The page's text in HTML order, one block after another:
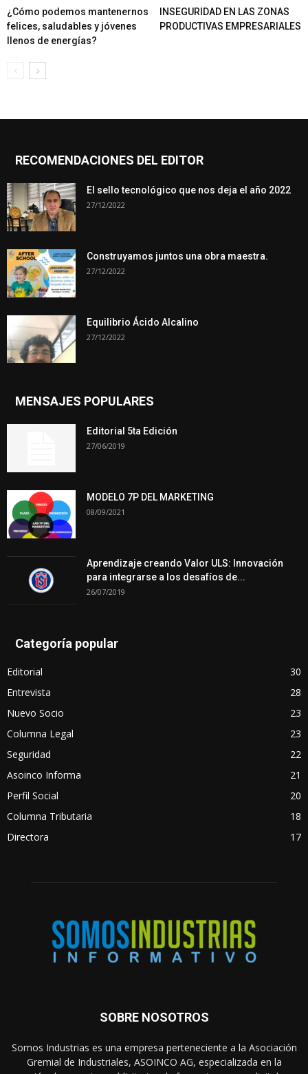
¿Cómo podemos mantenernos
felices, saludables y jóvenes
llenos de energías?
INSEGURIDAD EN LAS ZONAS
PRODUCTIVAS EMPRESARIALES
RECOMENDACIONES DEL EDITOR
El sello tecnológico que nos deja el año 2022
27/12/2022
Construyamos juntos una obra maestra.
27/12/2022
Equilibrio Ácido Alcalino
27/12/2022
MENSAJES POPULARES
Editorial 5ta Edición
27/06/2019
MODELO 7P DEL MARKETING
08/09/2021
Aprendizaje creando Valor ULS: Innovación
para integrarse a los desafíos de...
26/07/2019
Categoría popular
Editorial
30
Entrevista
28
Nuevo Socio
23
Columna Legal
23
Seguridad
22
Asoinco Informa
21
Perfil Social
20
Columna Tributaria
18
Directora
17
SOBRE NOSOTROS
Somos Industrias es una empresa perteneciente a la Asociación
Gremial de Industriales, ASOINCO AG, especializada en la